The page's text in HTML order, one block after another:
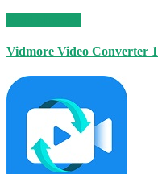
Vidmore Video Converter